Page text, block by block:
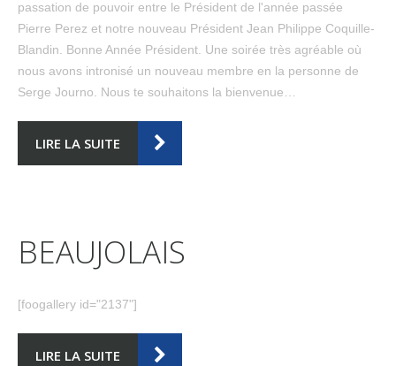
passation de pouvoir entre le Président de l'année passée
Pierre Perez et notre nouveau Président Jean Philippe Coquille-
Blandin. Bonne Année Président. Une soirée très agréable où
nous avons intronisé un nouveau membre en la personne de
Serge Journo. Nous te souhaitons la bienvenue…
LIRE LA SUITE
BEAUJOLAIS
[foogallery id="2137"]
LIRE LA SUITE